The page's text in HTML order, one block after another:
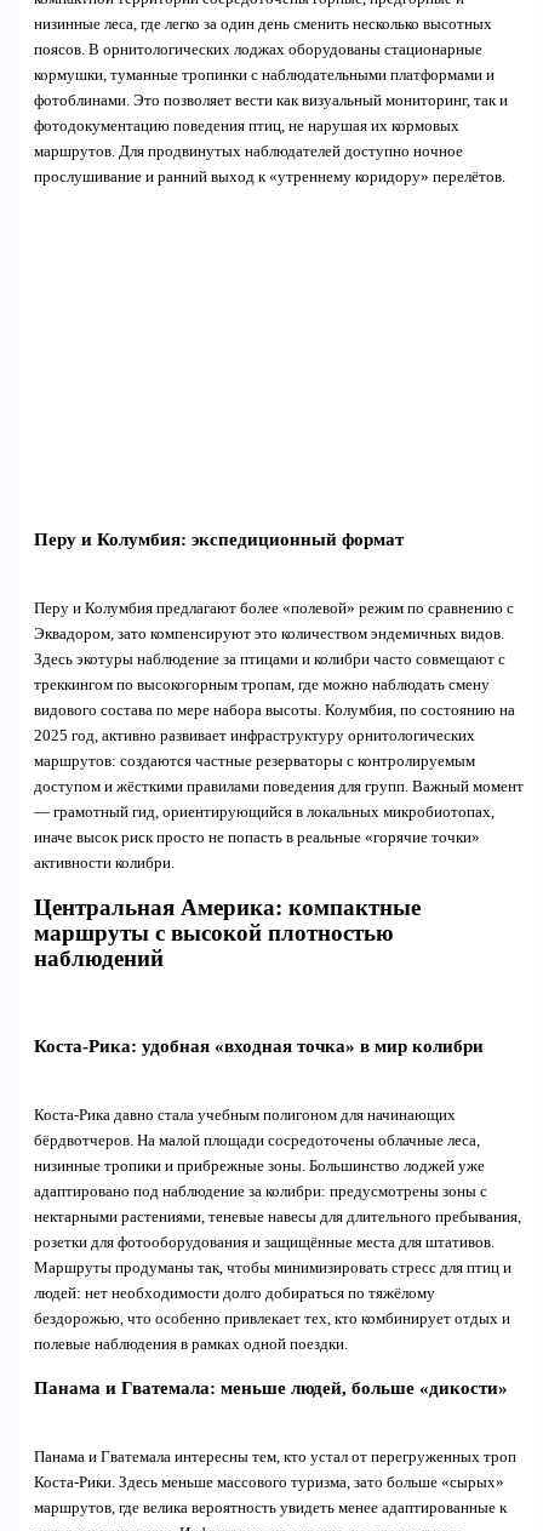
низинные леса, где легко за один день сменить несколько высотных
поясов. В орнитологических лоджах оборудованы стационарные
кормушки, туманные тропинки с наблюдательными платформами и
фотоблинами. Это позволяет вести как визуальный мониторинг, так и
фотодокументацию поведения птиц, не нарушая их кормовых
маршрутов. Для продвинутых наблюдателей доступно ночное
прослушивание и ранний выход к «утреннему коридору» перелётов.
Перу и Колумбия: экспедиционный формат
Перу и Колумбия предлагают более «полевой» режим по сравнению с
Эквадором, зато компенсируют это количеством эндемичных видов.
Здесь экотуры наблюдение за птицами и колибри часто совмещают с
треккингом по высокогорным тропам, где можно наблюдать смену
видового состава по мере набора высоты. Колумбия, по состоянию на
2025 год, активно развивает инфраструктуру орнитологических
маршрутов: создаются частные резерваторы с контролируемым
доступом и жёсткими правилами поведения для групп. Важный момент
— грамотный гид, ориентирующийся в локальных микробиотопах,
иначе высок риск просто не попасть в реальные «горячие точки»
активности колибри.
Центральная Америка: компактные
маршруты с высокой плотностью
наблюдений
Коста-Рика: удобная «входная точка» в мир колибри
Коста-Рика давно стала учебным полигоном для начинающих
бёрдвотчеров. На малой площади сосредоточены облачные леса,
низинные тропики и прибрежные зоны. Большинство лоджей уже
адаптировано под наблюдение за колибри: предусмотрены зоны с
нектарными растениями, теневые навесы для длительного пребывания,
розетки для фотооборудования и защищённые места для штативов.
Маршруты продуманы так, чтобы минимизировать стресс для птиц и
людей: нет необходимости долго добираться по тяжёлому
бездорожью, что особенно привлекает тех, кто комбинирует отдых и
полевые наблюдения в рамках одной поездки.
Панама и Гватемала: меньше людей, больше «дикости»
Панама и Гватемала интересны тем, кто устал от перегруженных троп
Коста-Рики. Здесь меньше массового туризма, зато больше «сырых»
маршрутов, где велика вероятность увидеть менее адаптированные к